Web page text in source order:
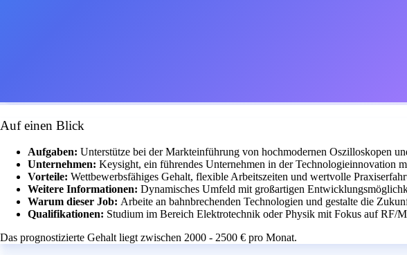
Auf einen Blick
Aufgaben: Unterstütze bei der Markteinführung von hochmodernen Oszilloskopen
Unternehmen: Keysight, ein führendes Unternehmen in der Technologieinnovation
Vorteile: Wettbewerbsfähiges Gehalt, flexible Arbeitszeiten und wertvolle
Weitere Informationen: Dynamisches Umfeld mit großartigen
Warum dieser Job: Arbeite an bahnbrechenden Technologien und gestalte die
Qualifikationen: Studium im Bereich Elektrotechnik oder Physik mit Fokus auf RF/
Das prognostizierte Gehalt liegt zwischen 2000 - 2500 € pro Monat.